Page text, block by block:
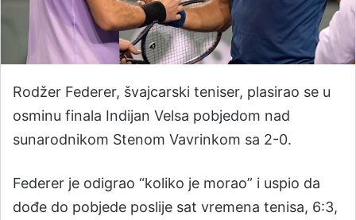
Rodžer Federer, švajcarski teniser, plasirao se u
osminu finala Indijan Velsa pobjedom nad
sunarodnikom Stenom Vavrinkom sa 2-0.
Federer je odigrao “koliko je morao” i uspio da
dođe do pobjede poslije sat vremena tenisa, 6:3,